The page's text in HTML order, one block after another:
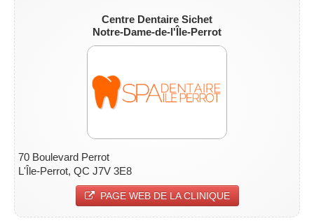
Centre Dentaire Sichet
Notre-Dame-de-l'Île-Perrot
70 Boulevard Perrot
L'Île-Perrot, QC J7V 3E8
PAGE WEB DE LA CLINIQUE